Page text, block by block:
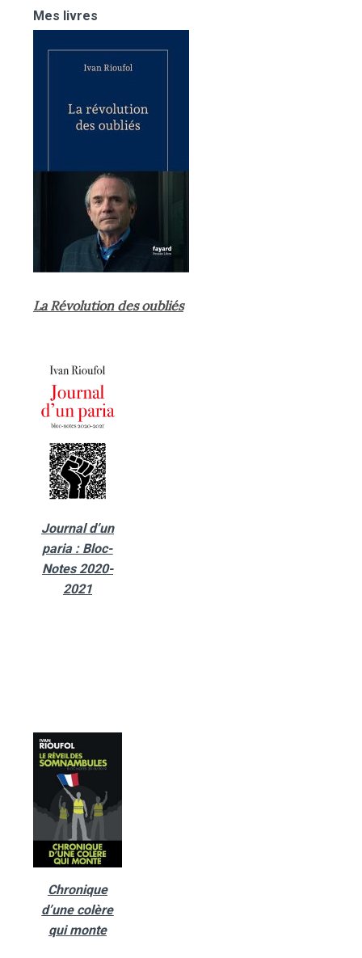
Mes livres
La Révolution des oubliés
Journal d’un
paria : Bloc-
Notes 2020-
2021
Chronique
d’une colère
qui monte